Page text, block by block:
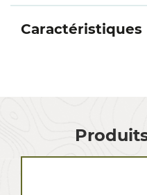
Caractéristiques